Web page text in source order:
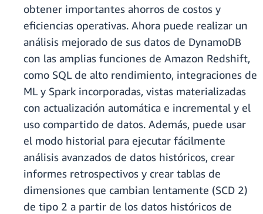
obtener importantes ahorros de costos y
eficiencias operativas. Ahora puede realizar un
análisis mejorado de sus datos de DynamoDB
con las amplias funciones de Amazon Redshift,
como SQL de alto rendimiento, integraciones de
ML y Spark incorporadas, vistas materializadas
con actualización automática e incremental y el
uso compartido de datos. Además, puede usar
el modo historial para ejecutar fácilmente
análisis avanzados de datos históricos, crear
informes retrospectivos y crear tablas de
dimensiones que cambian lentamente (SCD 2)
de tipo 2 a partir de los datos históricos de